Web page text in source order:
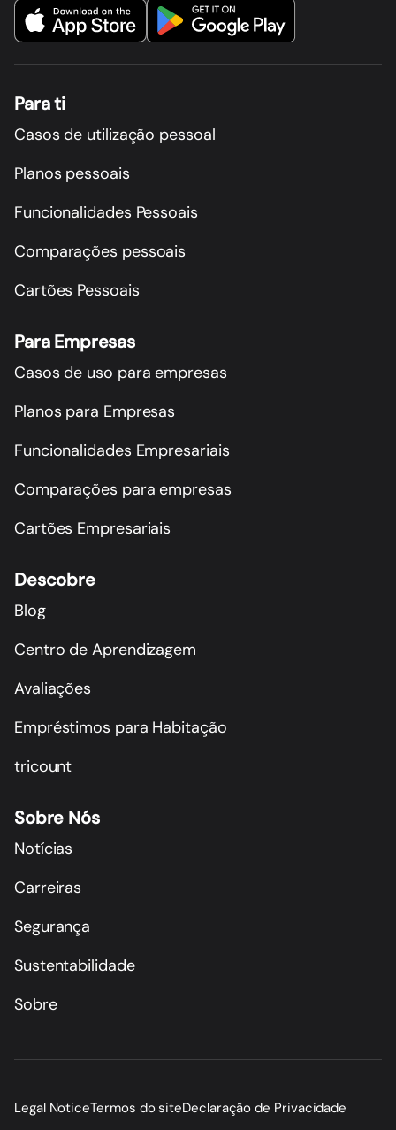
Para ti
Casos de utilização pessoal
Planos pessoais
Funcionalidades Pessoais
Comparações pessoais
Cartões Pessoais
Para Empresas
Casos de uso para empresas
Planos para Empresas
Funcionalidades Empresariais
Comparações para empresas
Cartões Empresariais
Descobre
Blog
Centro de Aprendizagem
Avaliações
Empréstimos para Habitação
tricount
Sobre Nós
Notícias
Carreiras
Segurança
Sustentabilidade
Sobre
Legal NoticeTermos do siteDeclaração de Privacidade